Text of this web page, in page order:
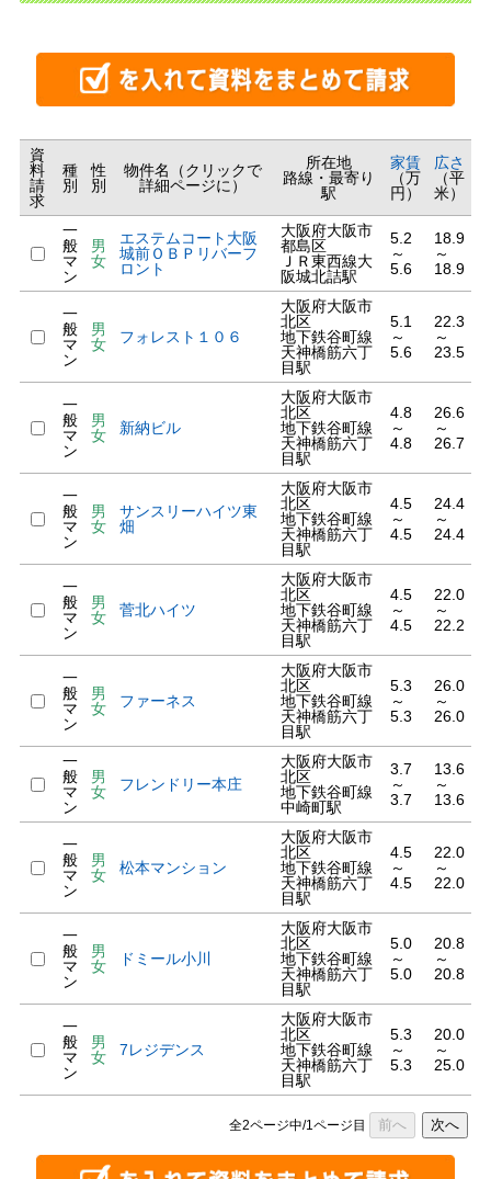
資
料
請
求
種
別
性
別
物件名（クリックで
詳細ページに）
所在地
路線・最寄り
駅
家賃
（万
円）
広さ
（平
米）
一
般
マ
ン
男
女
エステムコート大阪
城前ＯＢＰリバーフ
ロント
大阪府大阪市
都島区
ＪＲ東西線大
阪城北詰駅
5.2
～
5.6
18.9
～
18.9
一
般
マ
ン
男
女
フォレスト１０６
大阪府大阪市
北区
地下鉄谷町線
天神橋筋六丁
目駅
5.1
～
5.6
22.3
～
23.5
一
般
マ
ン
男
女
新納ビル
大阪府大阪市
北区
地下鉄谷町線
天神橋筋六丁
目駅
4.8
～
4.8
26.6
～
26.7
一
般
マ
ン
男
女
サンスリーハイツ東
畑
大阪府大阪市
北区
地下鉄谷町線
天神橋筋六丁
目駅
4.5
～
4.5
24.4
～
24.4
一
般
マ
ン
男
女
菅北ハイツ
大阪府大阪市
北区
地下鉄谷町線
天神橋筋六丁
目駅
4.5
～
4.5
22.0
～
22.2
一
般
マ
ン
男
女
ファーネス
大阪府大阪市
北区
地下鉄谷町線
天神橋筋六丁
目駅
5.3
～
5.3
26.0
～
26.0
一
般
マ
ン
男
女
フレンドリー本庄
大阪府大阪市
北区
地下鉄谷町線
中崎町駅
3.7
～
3.7
13.6
～
13.6
一
般
マ
ン
男
女
松本マンション
大阪府大阪市
北区
地下鉄谷町線
天神橋筋六丁
目駅
4.5
～
4.5
22.0
～
22.0
一
般
マ
ン
男
女
ドミール小川
大阪府大阪市
北区
地下鉄谷町線
天神橋筋六丁
目駅
5.0
～
5.0
20.8
～
20.8
一
般
マ
ン
男
女
7レジデンス
大阪府大阪市
北区
地下鉄谷町線
天神橋筋六丁
目駅
5.3
～
5.3
20.0
～
25.0
全2ページ中/1ページ目 前へ 次へ